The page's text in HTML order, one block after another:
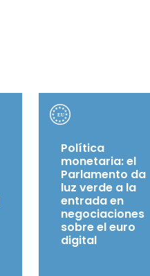
Política
monetaria: el
Parlamento da
luz verde a la
entrada en
negociaciones
sobre el euro
digital